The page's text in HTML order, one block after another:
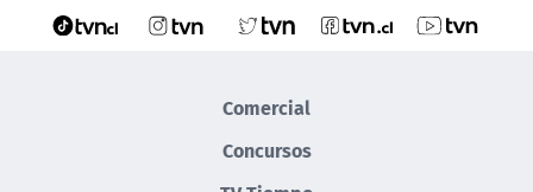
Comercial
Concursos